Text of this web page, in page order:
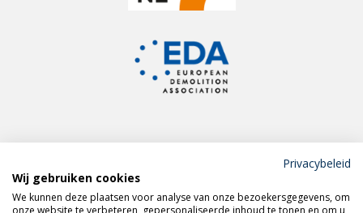
Meld je aan voor de
VERAS nieuwsbrief
Privacybeleid
Wij gebruiken cookies
We kunnen deze plaatsen voor analyse van onze bezoekersgegevens, om
onze website te verbeteren, gepersonaliseerde inhoud te tonen en om u